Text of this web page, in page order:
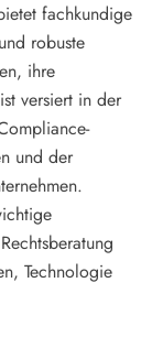
fachkundige
robuste
ihre
versiert in der
und der
Technologie